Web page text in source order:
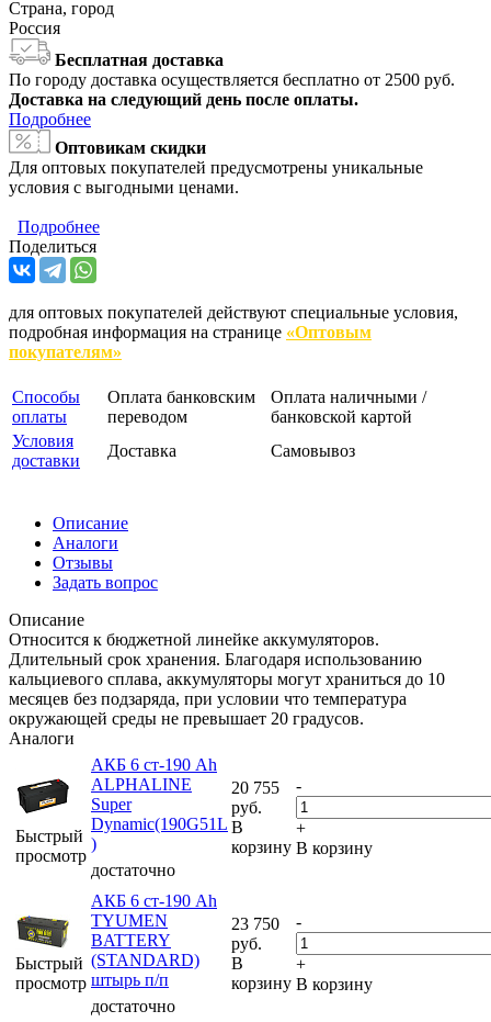
Страна, город
Россия
Бесплатная доставка
По городу доставка осуществляется бесплатно от 2500 руб.
Доставка на следующий день после оплаты.
Подробнее
Оптовикам скидки
Для оптовых покупателей предусмотрены уникальные
условия с выгодными ценами.
Подробнее
Поделиться
для оптовых покупателей действуют специальные условия,
подробная информация на странице «Оптовым
покупателям»
Способы
оплаты
Оплата банковским
переводом
Оплата наличными /
банковской картой
Условия
доставки
Доставка Самовывоз
Описание
Аналоги
Отзывы
Задать вопрос
Описание
Относится к бюджетной линейке аккумуляторов.
Длительный срок хранения. Благодаря использованию
кальциевого сплава, аккумуляторы могут храниться до 10
месяцев без подзаряда, при условии что температура
окружающей среды не превышает 20 градусов.
Аналоги
Быстрый
просмотр
АКБ 6 ст-190 Ah
ALPHALINE
Super
Dynamic(190G51L
)
достаточно
20 755
руб.
В
корзину
-
+
В корзину
Быстрый
просмотр
АКБ 6 ст-190 Ah
TYUMEN
BATTERY
(STANDARD)
штырь п/п
достаточно
23 750
руб.
В
корзину
-
+
В корзину